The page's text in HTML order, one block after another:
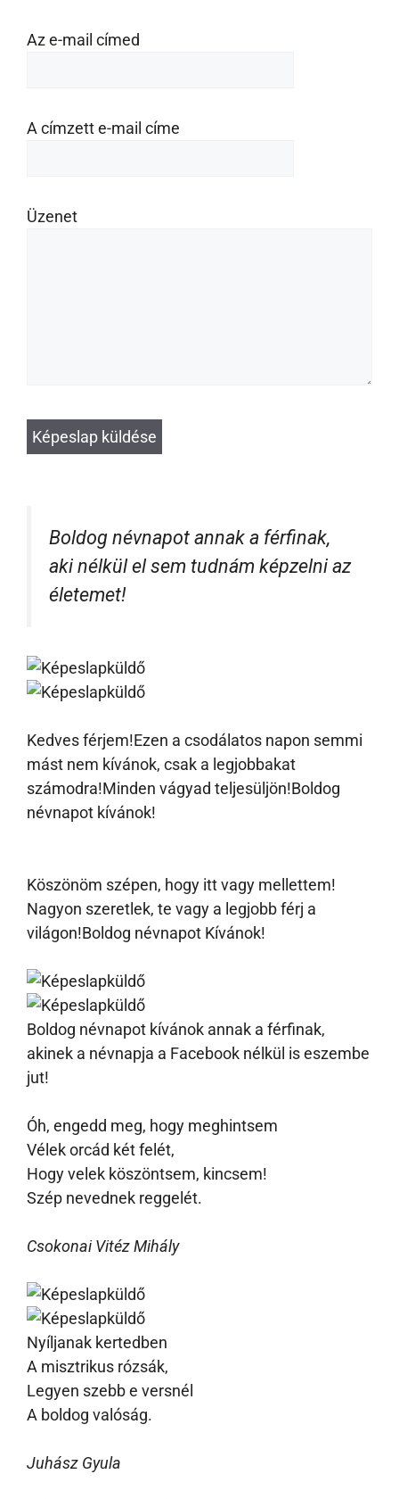
Az e-mail címed
A címzett e-mail címe
Üzenet
Boldog névnapot annak a férfinak,
aki nélkül el sem tudnám képzelni az
életemet!
Kedves férjem!Ezen a csodálatos napon semmi
mást nem kívánok, csak a legjobbakat
számodra!Minden vágyad teljesüljön!Boldog
névnapot kívánok!
Köszönöm szépen, hogy itt vagy mellettem!
Nagyon szeretlek, te vagy a legjobb férj a
világon!Boldog névnapot Kívánok!
Boldog névnapot kívánok annak a férfinak,
akinek a névnapja a Facebook nélkül is eszembe
jut!
Óh, engedd meg, hogy meghintsem
Vélek orcád két felét,
Hogy velek köszöntsem, kincsem!
Szép nevednek reggelét.
Csokonai Vitéz Mihály
Nyíljanak kertedben
A misztrikus rózsák,
Legyen szebb e versnél
A boldog valóság.
Juhász Gyula